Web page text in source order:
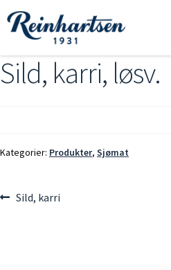
Sild, karri, løsv.
Kategorier: Produkter, Sjømat
Sild, karri